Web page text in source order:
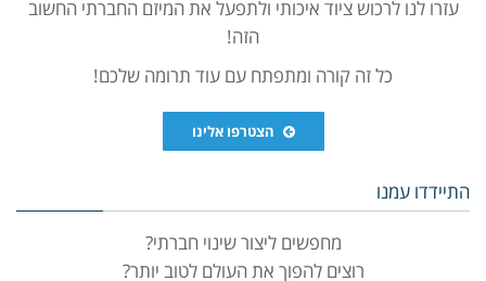
עזרו לנו לרכוש ציוד איכותי ולתפעל את המיזם החברתי החשוב
הזה!
כל זה קורה ומתפתח עם עוד תרומה שלכם!
הצטרפו אלינו
התיידדו עמנו
מחפשים ליצור שינוי חברתי?
רוצים להפוך את העולם לטוב יותר?